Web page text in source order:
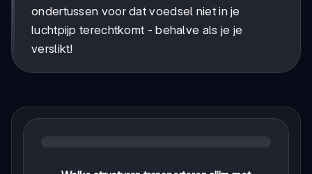
ondertussen voor dat voedsel niet in je
luchtpijp terechtkomt - behalve als je je
verslikt!